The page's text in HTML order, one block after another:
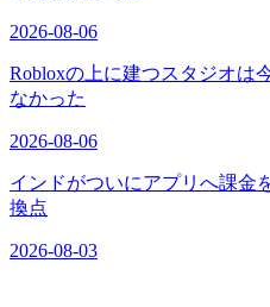
2026-08-06
Robloxの上に建つスタジオは
なかった
2026-08-06
インドがついにアプリへ課金
換点
2026-08-03